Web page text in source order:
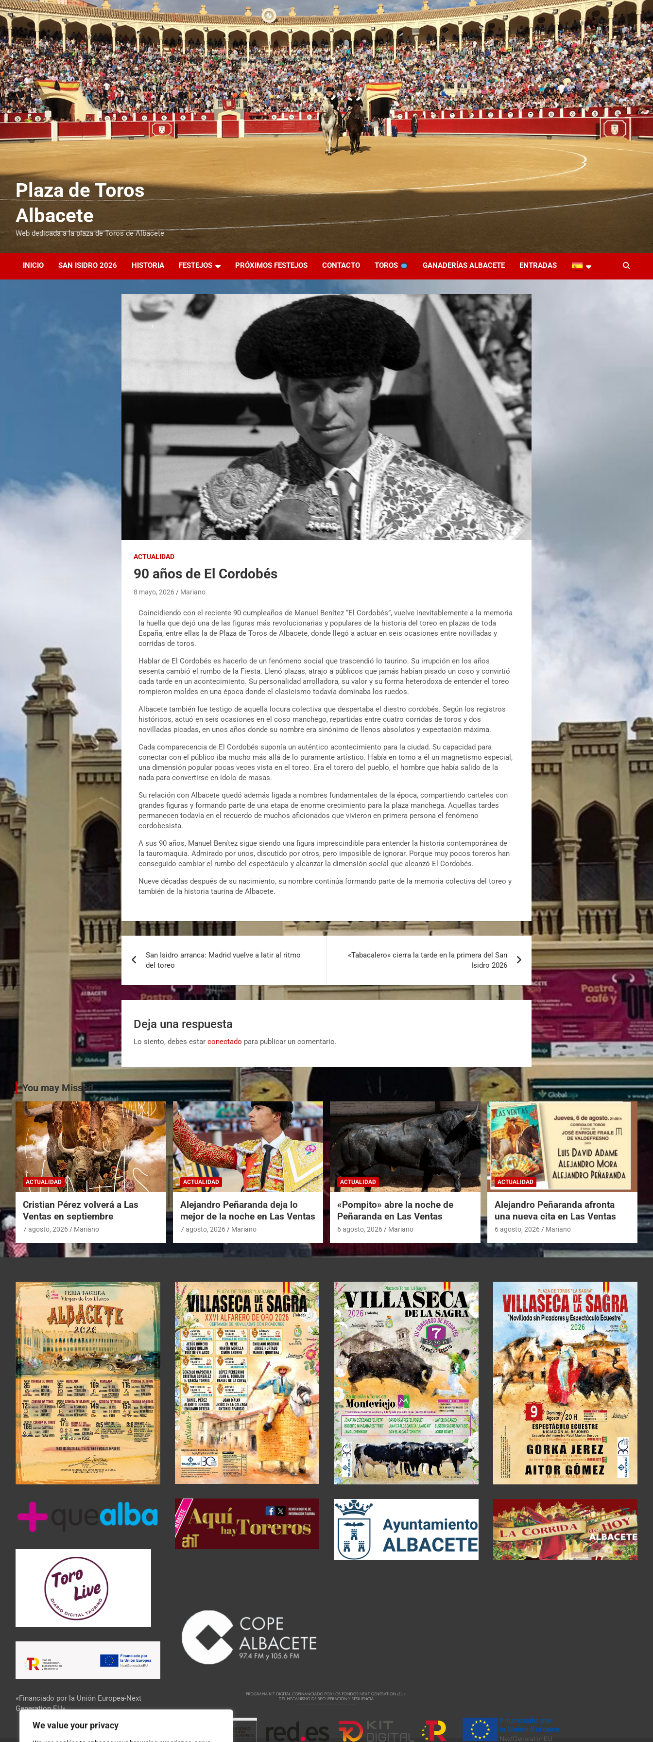
We value your privacy
Plaza de Toros
Albacete
Web dedicada a la plaza de Toros de Albacete
INICIO SAN ISIDRO 2026 HISTORIA FESTEJOS PRÓXIMOS FESTEJOS CONTACTO TOROS GANADERÍAS ALBACETE ENTRADAS
ACTUALIDAD
90 años de El Cordobés
8 mayo, 2026 Mariano
Coincidiendo con el reciente 90 cumpleaños de Manuel Benítez “El Cordobés”, vuelve inevitablemente a la memoria
la huella que dejó una de las figuras más revolucionarias y populares de la historia del toreo en plazas de toda
España, entre ellas la de Plaza de Toros de Albacete, donde llegó a actuar en seis ocasiones entre novilladas y
corridas de toros.
Hablar de El Cordobés es hacerlo de un fenómeno social que trascendió lo taurino. Su irrupción en los años
sesenta cambió el rumbo de la Fiesta. Llenó plazas, atrajo a públicos que jamás habían pisado un coso y convirtió
cada tarde en un acontecimiento. Su personalidad arrolladora, su valor y su forma heterodoxa de entender el toreo
rompieron moldes en una época donde el clasicismo todavía dominaba los ruedos.
Albacete también fue testigo de aquella locura colectiva que despertaba el diestro cordobés. Según los registros
históricos, actuó en seis ocasiones en el coso manchego, repartidas entre cuatro corridas de toros y dos
novilladas picadas, en unos años donde su nombre era sinónimo de llenos absolutos y expectación máxima.
Cada comparecencia de El Cordobés suponía un auténtico acontecimiento para la ciudad. Su capacidad para
conectar con el público iba mucho más allá de lo puramente artístico. Había en torno a él un magnetismo especial,
una dimensión popular pocas veces vista en el toreo. Era el torero del pueblo, el hombre que había salido de la
nada para convertirse en ídolo de masas.
Su relación con Albacete quedó además ligada a nombres fundamentales de la época, compartiendo carteles con
grandes figuras y formando parte de una etapa de enorme crecimiento para la plaza manchega. Aquellas tardes
permanecen todavía en el recuerdo de muchos aficionados que vivieron en primera persona el fenómeno
cordobesista.
A sus 90 años, Manuel Benítez sigue siendo una figura imprescindible para entender la historia contemporánea de
la tauromaquia. Admirado por unos, discutido por otros, pero imposible de ignorar. Porque muy pocos toreros han
conseguido cambiar el rumbo del espectáculo y alcanzar la dimensión social que alcanzó El Cordobés.
Nueve décadas después de su nacimiento, su nombre continúa formando parte de la memoria colectiva del toreo y
también de la historia taurina de Albacete.
San Isidro arranca: Madrid vuelve a latir al ritmo
del toreo
«Tabacalero» cierra la tarde en la primera del San
Isidro 2026
Deja una respuesta
Lo siento, debes estarconectado para publicar un comentario.
You may Missed
ACTUALIDAD
Cristian Pérez volverá a Las
Ventas en septiembre
7 agosto, 2026 Mariano
ACTUALIDAD
Alejandro Peñaranda deja lo
mejor de la noche en Las Ventas
7 agosto, 2026 Mariano
ACTUALIDAD
«Pompito» abre la noche de
Peñaranda en Las Ventas
6 agosto, 2026 Mariano
ACTUALIDAD
Alejandro Peñaranda afronta
una nueva cita en Las Ventas
6 agosto, 2026 Mariano
«Financiado por la Unión Europea-Next
Generation EU»